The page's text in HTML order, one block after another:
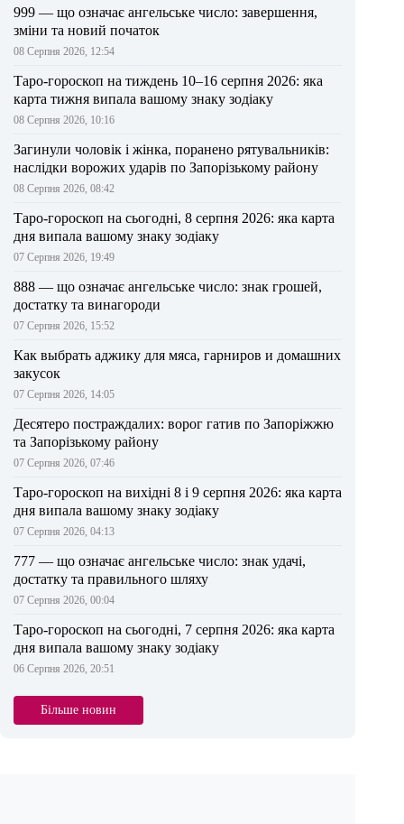
999 — що означає ангельське число: завершення,
зміни та новий початок
08 Серпня 2026, 12:54
Таро-гороскоп на тиждень 10–16 серпня 2026: яка
карта тижня випала вашому знаку зодіаку
08 Серпня 2026, 10:16
Загинули чоловік і жінка, поранено рятувальників:
наслідки ворожих ударів по Запорізькому району
08 Серпня 2026, 08:42
Таро-гороскоп на сьогодні, 8 серпня 2026: яка карта
дня випала вашому знаку зодіаку
07 Серпня 2026, 19:49
888 — що означає ангельське число: знак грошей,
достатку та винагороди
07 Серпня 2026, 15:52
Как выбрать аджику для мяса, гарниров и домашних
закусок
07 Серпня 2026, 14:05
Десятеро постраждалих: ворог гатив по Запоріжжю
та Запорізькому району
07 Серпня 2026, 07:46
Таро-гороскоп на вихідні 8 і 9 серпня 2026: яка карта
дня випала вашому знаку зодіаку
07 Серпня 2026, 04:13
777 — що означає ангельське число: знак удачі,
достатку та правильного шляху
07 Серпня 2026, 00:04
Таро-гороскоп на сьогодні, 7 серпня 2026: яка карта
дня випала вашому знаку зодіаку
06 Серпня 2026, 20:51
Більше новин